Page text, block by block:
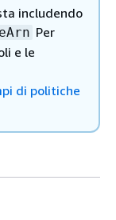
includendo
Per
e le
di politiche